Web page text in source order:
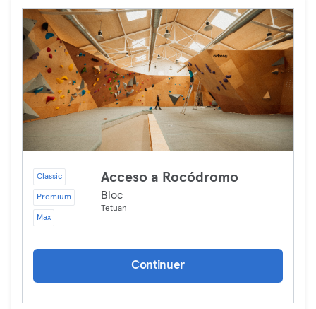
Classic
Premium
Max
Acceso a Rocódromo
Bloc
Tetuan
Continuer